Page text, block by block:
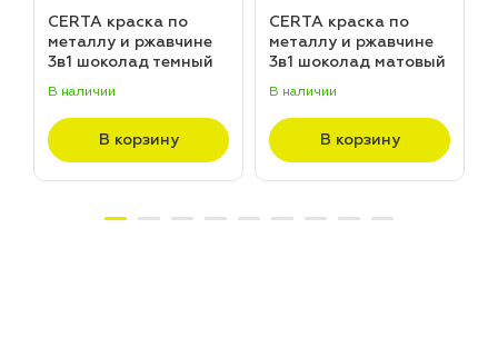
CERTA краска по
металлу и ржавчине
3в1 шоколад темный
(20,0кг)
В наличии
В корзину
CERTA краска по
металлу и ржавчине
3в1 шоколад матовый
В наличии
В корзину